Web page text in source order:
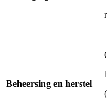
Beheersing en herstel